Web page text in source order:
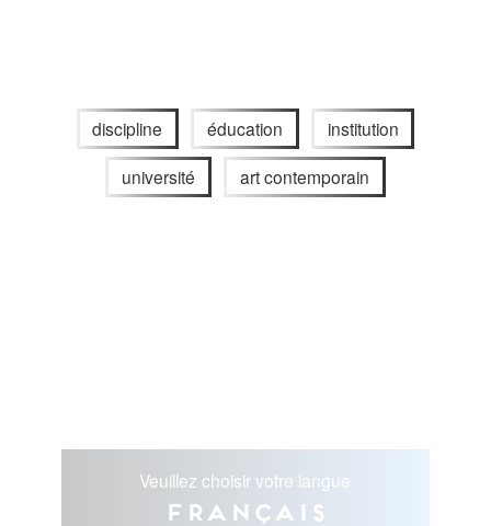
discipline éducation institution
université art contemporain
Veuillez choisir votre langue
Français